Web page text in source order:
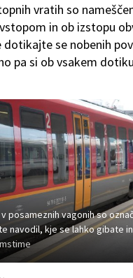
vratih so
in ob izstopu
dotikajte se nobenih
pa si ob vsakem
posameznih vagonih so
navodil, kje se lahko gibate